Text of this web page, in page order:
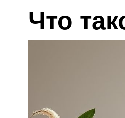
Что